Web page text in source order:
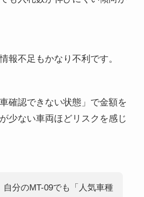
報不足もかなり不利です。
確認できない状態」で金額を
少ない車両ほどリスクを感じ
自分のMT-09でも「人気車種